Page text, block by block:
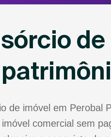
de imóvel em Perobal
comercial sem